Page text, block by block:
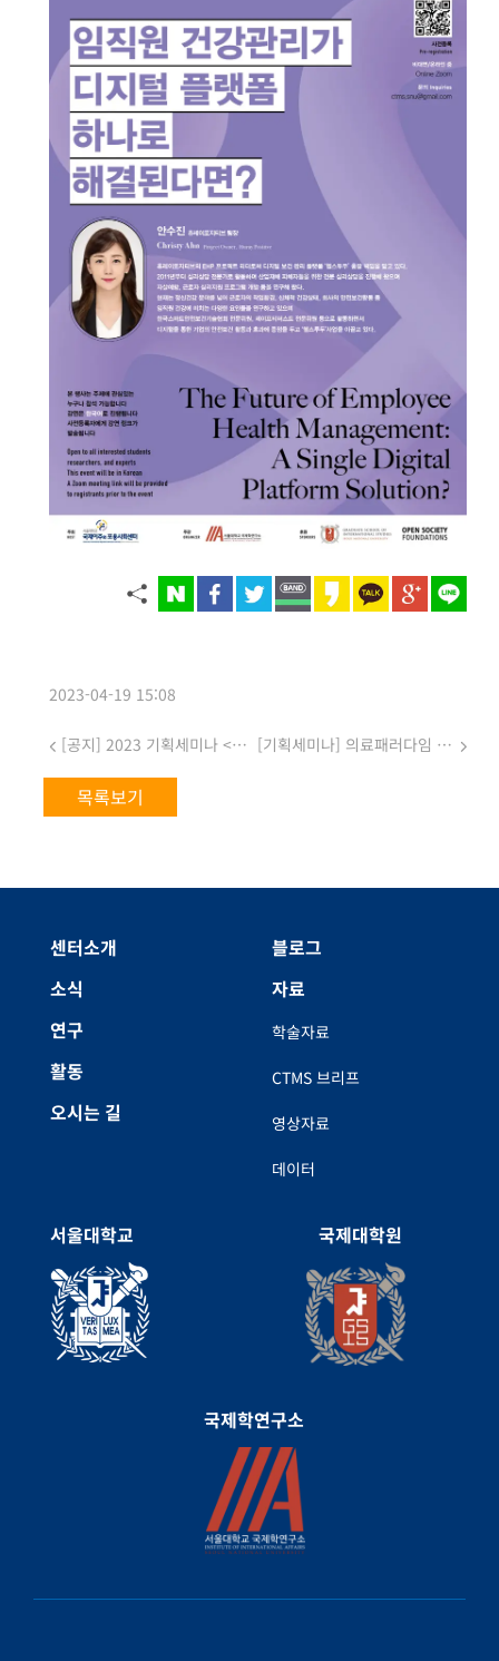
2023-04-19 15:08
[공지] 2023 기획세미나 <디지털 기술과 돌봄> 전체 프로그램 안내 [기획세미나] 의료패러다임 변화와 디지털 헬스 (사전등록 ~5/16)
목록보기
센터소개
소식
연구
활동
오시는 길
블로그
자료
학술자료
CTMS 브리프
영상자료
데이터
서울대학교 국제대학원
국제학연구소